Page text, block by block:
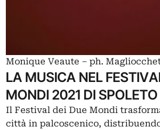
Monique Veaute – ph.
LA MUSICA NEL
MONDI 2021 DI SPOLETO
Il Festival dei Due Mondi
città in palcoscenico,